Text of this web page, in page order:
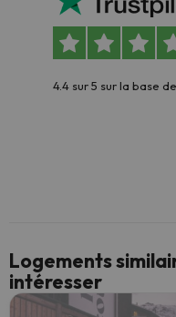
4.4 sur 5 sur la base
Logements
intéresser